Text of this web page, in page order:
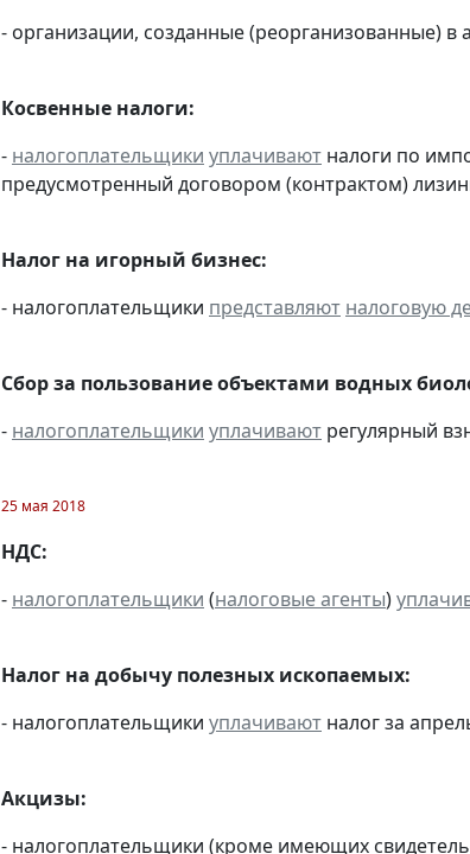
- организации, созданные (реорганизованные) в
Косвенные налоги:
- налогоплательщики уплачивают налоги по
предусмотренный договором (контрактом)
Налог на игорный бизнес:
- налогоплательщики представляют налоговую
Сбор за пользование объектами водных
- налогоплательщики уплачивают регулярный
25 мая 2018
НДС:
- налогоплательщики (налоговые агенты)
Налог на добычу полезных ископаемых:
- налогоплательщики уплачивают налог за
Акцизы:
- налогоплательщики (кроме имеющих